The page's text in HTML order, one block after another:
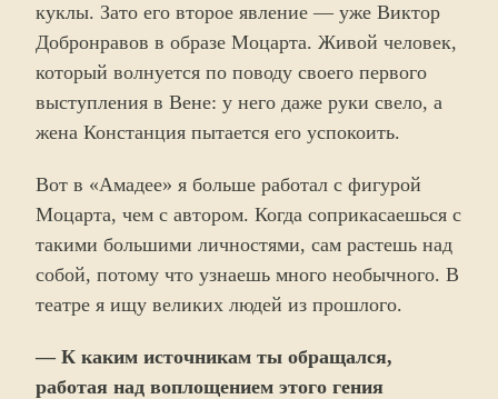
куклы. Зато его второе явление — уже Виктор
Добронравов в образе Моцарта. Живой человек,
который волнуется по поводу своего первого
выступления в Вене: у него даже руки свело, а
жена Констанция пытается его успокоить.
Вот в «Амадее» я больше работал с фигурой
Моцарта, чем с автором. Когда соприкасаешься с
такими большими личностями, сам растешь над
собой, потому что узнаешь много необычного. В
театре я ищу великих людей из прошлого.
— К каким источникам ты обращался,
работая над воплощением этого гения